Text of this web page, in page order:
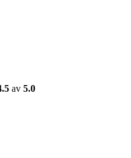
av 5.0